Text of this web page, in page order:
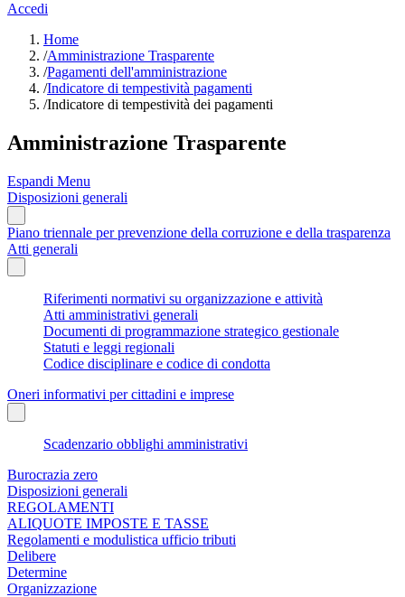
Accedi
Home
/Amministrazione Trasparente
/Pagamenti dell'amministrazione
/Indicatore di tempestività pagamenti
/Indicatore di tempestività dei pagamenti
Amministrazione Trasparente
Espandi Menu
Disposizioni generali
Piano triennale per prevenzione della corruzione e della trasparenza
Atti generali
Riferimenti normativi su organizzazione e attività
Atti amministrativi generali
Documenti di programmazione strategico gestionale
Statuti e leggi regionali
Codice disciplinare e codice di condotta
Oneri informativi per cittadini e imprese
Scadenzario obblighi amministrativi
Burocrazia zero
Disposizioni generali
REGOLAMENTI
ALIQUOTE IMPOSTE E TASSE
Regolamenti e modulistica ufficio tributi
Delibere
Determine
Organizzazione